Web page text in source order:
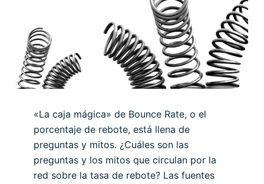
«La caja mágica» de Bounce Rate, o el
porcentaje de rebote, está llena de
preguntas y mitos. ¿Cuáles son las
preguntas y los mitos que circulan por la
red sobre la tasa de rebote? Las fuentes